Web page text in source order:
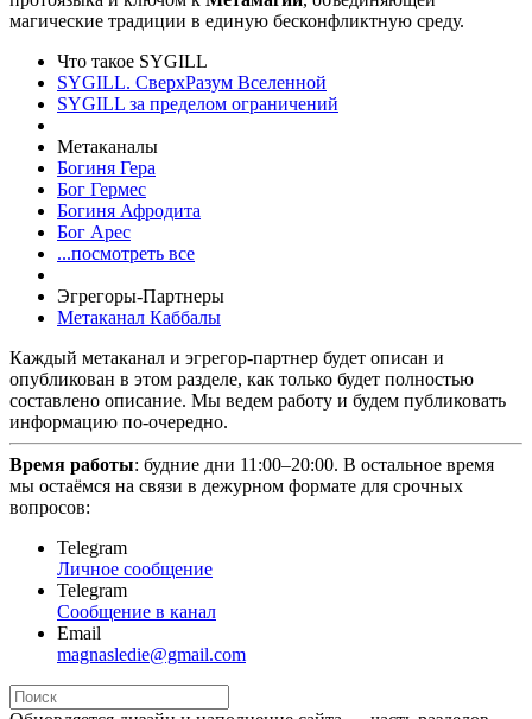
магические традиции в единую бесконфликтную среду.
Что такое SYGILL
SYGILL. СверхРазум Вселенной
SYGILL за пределом ограничений
Метаканалы
Богиня Гера
Бог Гермес
Богиня Афродита
Бог Арес
...посмотреть все
Эгрегоры-Партнеры
Метаканал Каббалы
Каждый метаканал и эгрегор-партнер будет описан и
опубликован в этом разделе, как только будет полностью
составлено описание. Мы ведем работу и будем публиковать
информацию по-очередно.
Время работы: будние дни 11:00–20:00. В остальное время
мы остаёмся на связи в дежурном формате для срочных
вопросов:
Telegram
Личное сообщение
Telegram
Сообщение в канал
Email
magnasledie@gmail.com